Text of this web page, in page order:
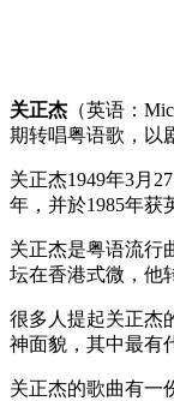
关正杰 （英语：
期转唱粤语歌，以
关正杰1949年3月
年，并於1985年获
关正杰是粤语流行
坛在香港式微，他
很多人提起关正杰
神面貌，其中最有
关正杰的歌曲有一